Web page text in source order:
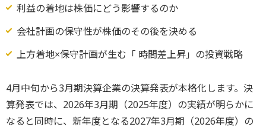
利益の着地は株価にどう影響するのか
会社計画の保守性が株価のその後を決める
上方着地×保守計画が生む「 時間差上昇」の投資戦略
4月中旬から3月期決算企業の決算発表が本格化します。決
算発表では、2026年3月期（2025年度）の実績が明らかに
なると同時に、新年度となる2027年3月期（2026年度）の